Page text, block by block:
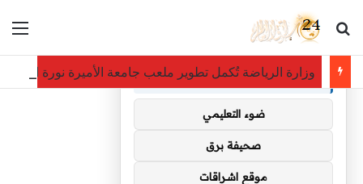
بحث عن
وزارة الرياضة تُكمل تطوير ملعب جامعة الأميرة نورة استعداداً لكأس آسيا 2027
توصيات :
باقة متميزة VIP (كود: AA35872):
ضوء التعليمي
صحيفة برق
موقع اشراقات